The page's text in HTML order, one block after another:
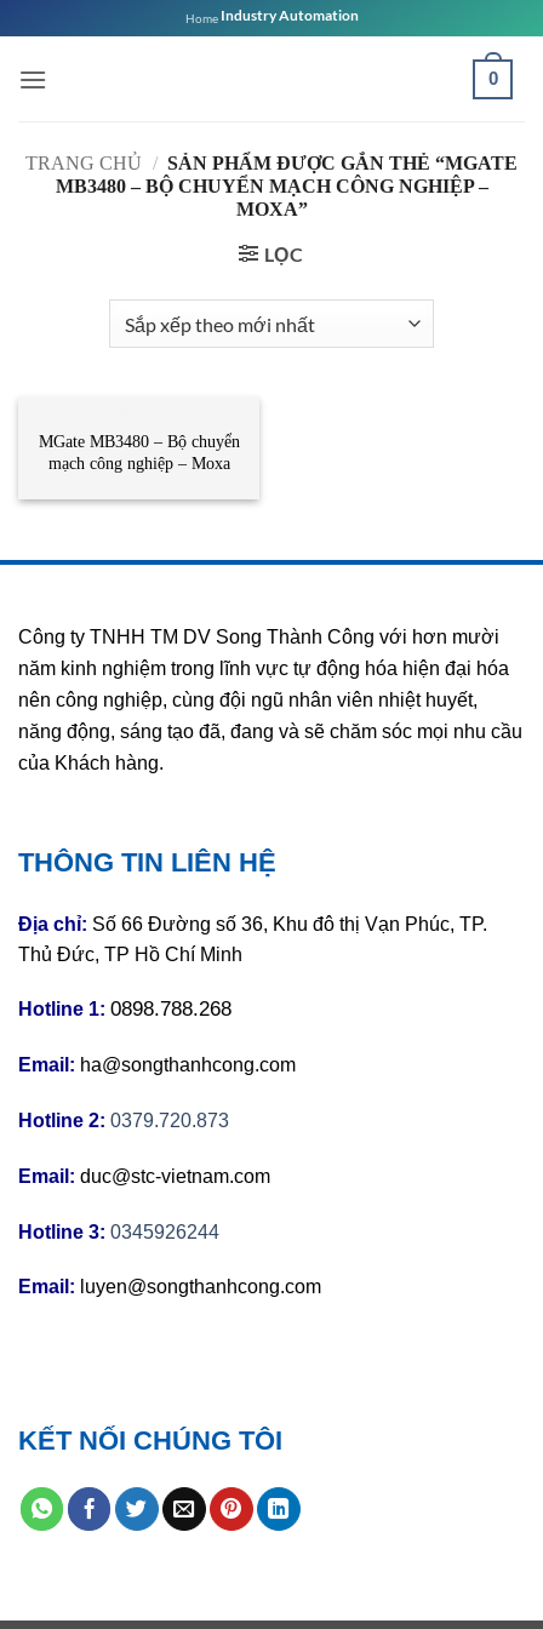
qua
nội
Home Industry Automation
0
TRANG CHỦ / SẢN PHẨM ĐƯỢC GẮN THẺ “MGATE
MB3480 – BỘ CHUYỂN MẠCH CÔNG NGHIỆP –
MOXA”
LỌC
MGate MB3480 – Bộ chuyển
mạch công nghiệp – Moxa
Công ty TNHH TM DV Song Thành Công với hơn mười
năm kinh nghiệm trong lĩnh vực tự động hóa hiện đại hóa
nên công nghiệp, cùng đội ngũ nhân viên nhiệt huyết,
năng động, sáng tạo đã, đang và sẽ chăm sóc mọi nhu cầu
của Khách hàng.
THÔNG TIN LIÊN HỆ
Địa chỉ: Số 66 Đường số 36, Khu đô thị Vạn Phúc, TP.
Thủ Đức, TP Hồ Chí Minh
Hotline 1: 0898.788.268
Email: ha@songthanhcong.com
Hotline 2: 0379.720.873
Email: duc@stc-vietnam.com
Hotline 3: 0345926244
Email: luyen@songthanhcong.com
KẾT NỐI CHÚNG TÔI